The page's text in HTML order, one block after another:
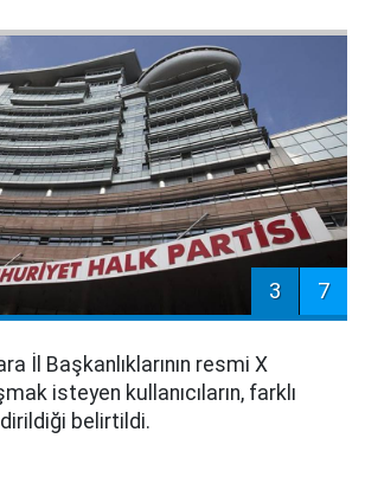
3 7
İl Başkanlıklarının resmi X
isteyen kullanıcıların, farklı
belirtildi.